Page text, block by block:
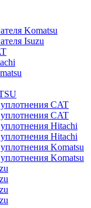
Komatsu
Isuzu
CAT
CAT
Hitachi
Hitachi
Komatsu
Komatsu